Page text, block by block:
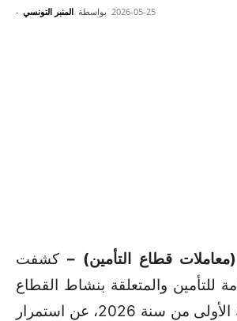
بواسطة المنبر التونسي - 2026-05-25
قطاع التأمين) – كشفت
للتأمين والمتعلقة بنشاط القطاع
في موفى الثلاثية الأولى من سنة 2026، عن استمرار